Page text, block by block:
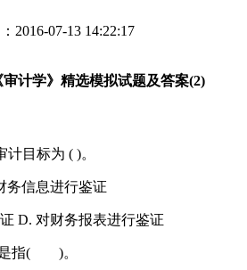
2016-07-13 14:22:17
审计学》精选模拟试题及答案(2)
目标为 ( )。
务信息进行鉴证
D. 对财务报表进行鉴证
是指( )。